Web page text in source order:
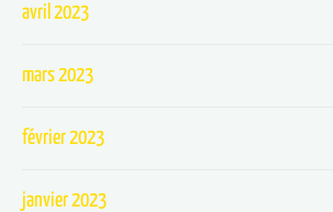
avril 2023
mars 2023
février 2023
janvier 2023